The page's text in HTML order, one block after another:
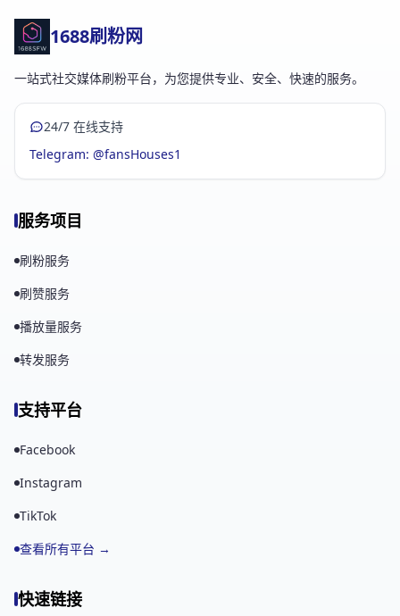
1688刷粉网
一站式社交媒体刷粉平台，为您提供专业、安全、快速的服务。
24/7 在线支持
Telegram: @fansHouses1
服务项目
刷粉服务
刷赞服务
播放量服务
转发服务
支持平台
Facebook
Instagram
TikTok
查看所有平台 →
快速链接